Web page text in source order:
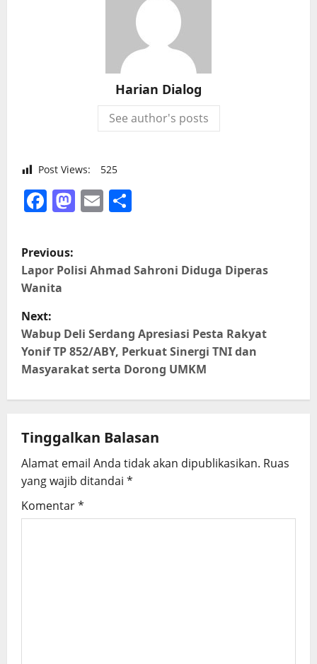
Harian Dialog
See author's posts
Post Views: 525
Facebook
Mastodon
Email
P
o
s
t
n
a
v
i
g
a
Previous:
Lapor Polisi Ahmad Sahroni Diduga Diperas
Wanita
Next:
Wabup Deli Serdang Apresiasi Pesta Rakyat
Yonif TP 852/ABY, Perkuat Sinergi TNI dan
Masyarakat serta Dorong UMKM
Tinggalkan Balasan
Alamat email Anda tidak akan dipublikasikan. Ruas
yang wajib ditandai *
Komentar*